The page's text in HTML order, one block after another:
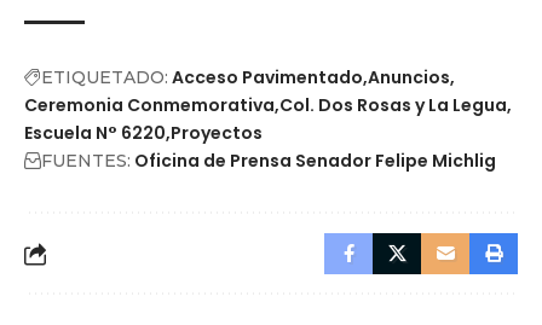
ETIQUETADO: Acceso Pavimentado Anuncios
Ceremonia Conmemorativa Col. Dos Rosas y La Legua
Escuela N° 6220 Proyectos
FUENTES: Oficina de Prensa Senador Felipe Michlig